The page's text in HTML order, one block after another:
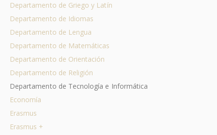
Departamento de Griego y Latín
Departamento de Idiomas
Departamento de Lengua
Departamento de Matemáticas
Departamento de Orientación
Departamento de Religión
Departamento de Tecnología e Informática
Economía
Erasmus
Erasmus +